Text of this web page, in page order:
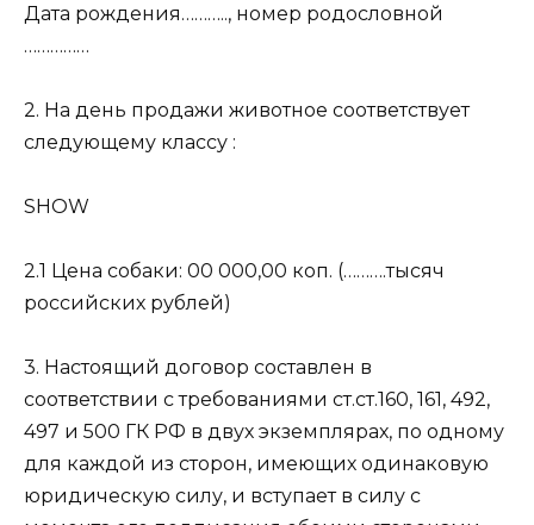
Дата рождения……….., номер родословной
……………
2. На день продажи животное соответствует
следующему классу :
SHOW
2.1 Цена собаки: 00 000,00 коп. (……….тысяч
российских рублей)
3. Настоящий договор составлен в
соответствии с требованиями ст.ст.160, 161, 492,
497 и 500 ГК РФ в двух экземплярах, по одному
для каждой из сторон, имеющих одинаковую
юридическую силу, и вступает в силу с